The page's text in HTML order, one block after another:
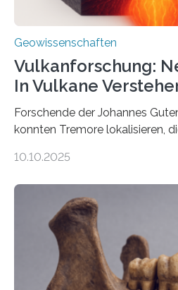
Geowissenschaften
Vulkanforschung:
In Vulkane
Forschende der Johannes
konnten Tremore lokalisieren,
Vulkan? Was passiert in der
erzeugt durch Magma oder
Schlote einen Weg nach oben
Miriam Christina Reiss,
Johannes Gutenberg-
Team haben am Vulkan
solche Tremore lokalisiert. „Wir
10.10.2025